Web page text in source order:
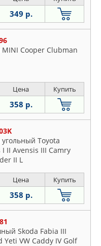
349 р.
Cooper Clubman
Цена Купить
358 р.
Toyota
II Avensis III Camry
II L
Цена Купить
358 р.
Skoda Fabia III
Yeti VW Caddy IV Golf